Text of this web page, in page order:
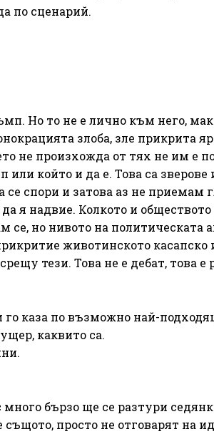
по сценарий.
Но то не е лично към него,
злоба, зле прикрита
не произхожда от тях не им е
който и да е. Това са
се спори и затова аз не
я надвие. Колкото и обществото
се, но нивото на политическата
животинското касапско
тези. Това не е дебат, това е
каза по възможно най-
каквито са.
бързо ще се разтури
просто не отговарят на